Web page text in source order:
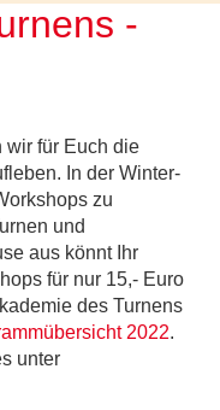
-
wir für Euch die
In der Winter-
zu
und
aus könnt Ihr
für nur 15,- Euro
des Turnens
2022.
unter